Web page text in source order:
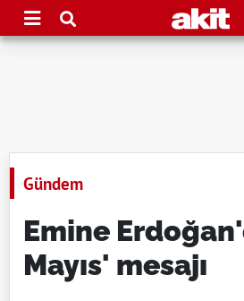
Gündem
Emine
Mayıs' mesajı